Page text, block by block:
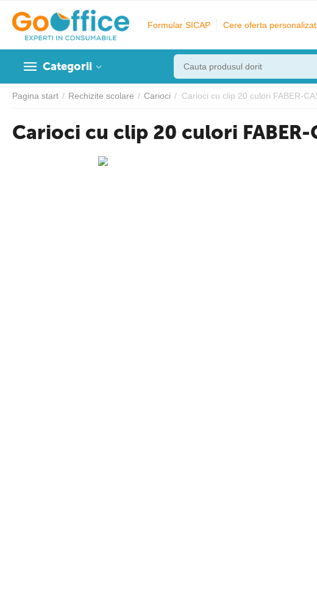
Formular SICAP Cere oferta
Categorii
Pagina start / Rechizite scolare / Carioci / Carioci cu clip 20 culori FABER-
Carioci cu clip 20 culori